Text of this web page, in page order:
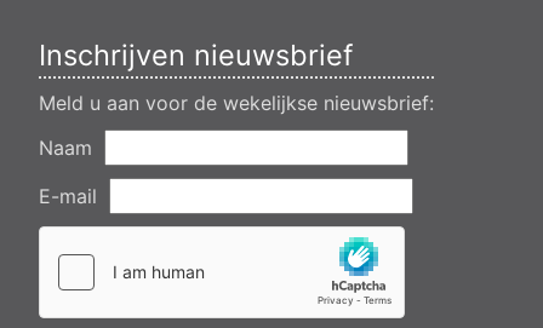
Inschrijven nieuwsbrief
Meld u aan voor de wekelijkse nieuwsbrief:
Naam
E-mail